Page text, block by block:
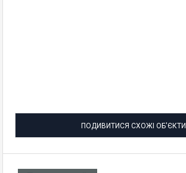
ПОДИВИТИСЯ СХОЖІ ОБ'ЄКТИ